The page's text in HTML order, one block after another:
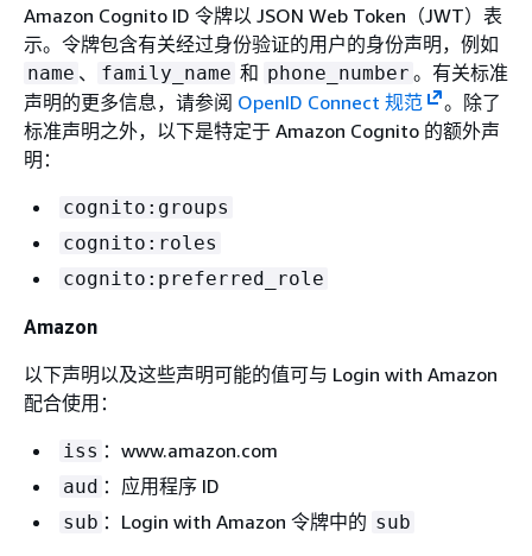
Amazon Cognito ID 令牌以 JSON Web Token（JWT）表
示。令牌包含有关经过身份验证的用户的身份声明，例如
name 、 family_name 和 phone_number 。有关标准
声明的更多信息，请参阅 OpenID Connect 规范
。除了
标准声明之外，以下是特定于 Amazon Cognito 的额外声
明：
cognito:groups
cognito:roles
cognito:preferred_role
Amazon
以下声明以及这些声明可能的值可与 Login with Amazon
配合使用：
iss ：www.amazon.com
aud ：应用程序 ID
sub ：Login with Amazon 令牌中的 sub